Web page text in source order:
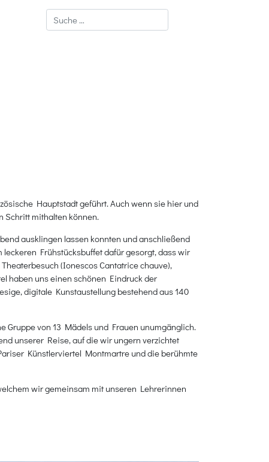
Suchen
Hauptstadt geführt. Auch wenn sie hier und
Schritt mithalten können.
ausklingen lassen konnten und anschließend
Frühstücksbuffet dafür gesorgt, dass wir
(Ionescos Cantatrice chauve),
haben uns einen schönen Eindruck der
digitale Kunstaustellung bestehend aus 140
Gruppe von 13 Mädels und Frauen unumgänglich.
unserer Reise, auf die wir ungern verzichtet
Künstlerviertel Montmartre und die berühmte
wir gemeinsam mit unseren Lehrerinnen